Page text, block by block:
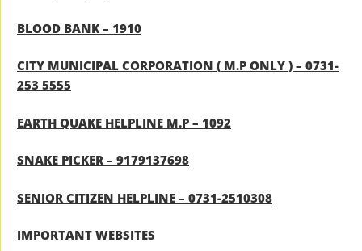
BLOOD BANK – 1910
CITY MUNICIPAL CORPORATION ( M.P ONLY ) – 0731-
253 5555
EARTH QUAKE HELPLINE M.P – 1092
SNAKE PICKER – 9179137698
SENIOR CITIZEN HELPLINE – 0731-2510308
IMPORTANT WEBSITES